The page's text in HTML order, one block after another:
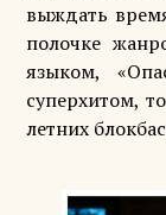
выждать
полочке
языком,
суперхитом,
летних